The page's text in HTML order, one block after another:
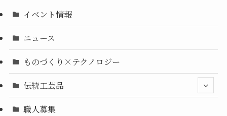
イベント情報
ニュース
ものづくり×テクノロジー
伝統工芸品
職人募集